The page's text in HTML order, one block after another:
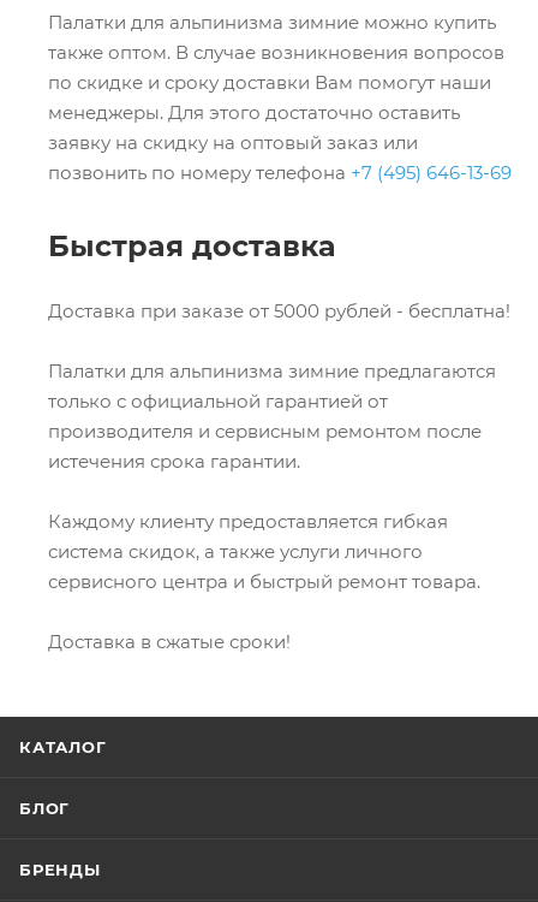
Палатки для альпинизма зимние можно купить
также оптом. В случае возникновения вопросов
по скидке и сроку доставки Вам помогут наши
менеджеры. Для этого достаточно оставить
заявку на скидку на оптовый заказ или
позвонить по номеру телефона +7 (495) 646-13-69
Быстрая доставка
Доставка при заказе от 5000 рублей - бесплатна!
Палатки для альпинизма зимние предлагаются
только с официальной гарантией от
производителя и сервисным ремонтом после
истечения срока гарантии.
Каждому клиенту предоставляется гибкая
система скидок, а также услуги личного
сервисного центра и быстрый ремонт товара.
Доставка в сжатые сроки!
КАТАЛОГ
БЛОГ
БРЕНДЫ